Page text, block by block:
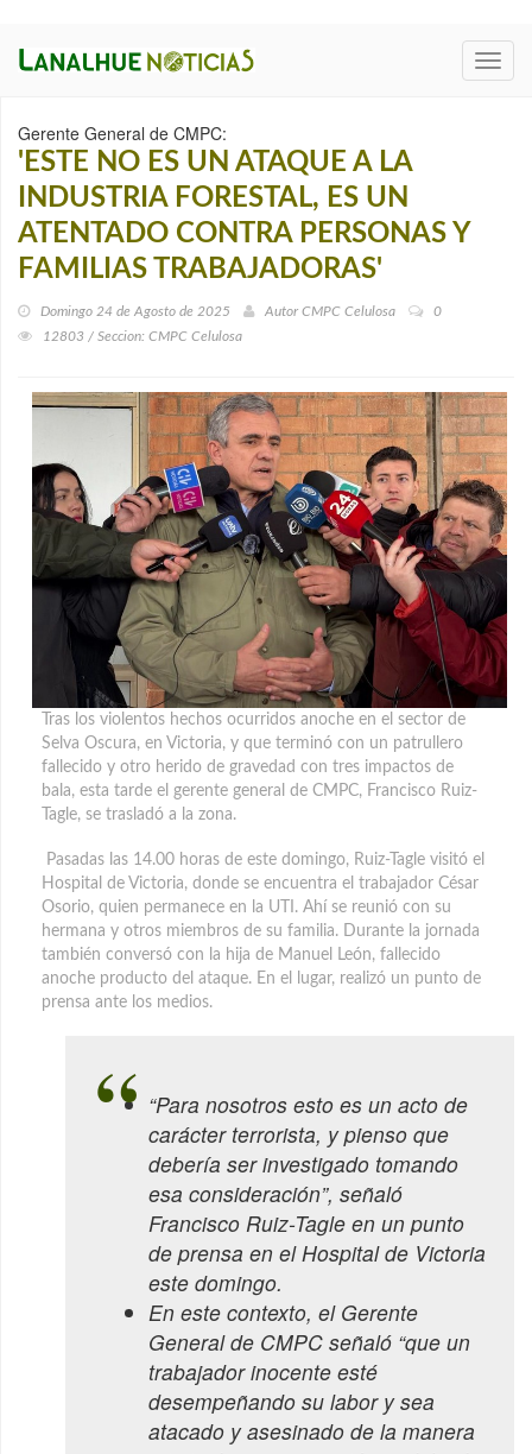
Gerente General de CMPC:
'ESTE NO ES UN ATAQUE A LA
INDUSTRIA FORESTAL, ES UN
ATENTADO CONTRA PERSONAS Y
FAMILIAS TRABAJADORAS'
Domingo 24 de Agosto de 2025 Autor CMPC Celulosa
0
12803 / Seccion: CMPC Celulosa
Tras los violentos hechos ocurridos anoche en el sector de
Selva Oscura, en Victoria, y que terminó con un patrullero
fallecido y otro herido de gravedad con tres impactos de
bala, esta tarde el gerente general de CMPC, Francisco Ruiz-
Tagle, se trasladó a la zona.
Pasadas las 14.00 horas de este domingo, Ruiz-Tagle visitó el
Hospital de Victoria, donde se encuentra el trabajador César
Osorio, quien permanece en la UTI. Ahí se reunió con su
hermana y otros miembros de su familia. Durante la jornada
también conversó con la hija de Manuel León, fallecido
anoche producto del ataque. En el lugar, realizó un punto de
prensa ante los medios.
“Para nosotros esto es un acto de
carácter terrorista, y pienso que
debería ser investigado tomando
esa consideración”, señaló
Francisco Ruiz-Tagle en un punto
de prensa en el Hospital de Victoria
este domingo.
En este contexto, el Gerente
General de CMPC señaló “que un
trabajador inocente esté
desempeñando su labor y sea
atacado y asesinado de la manera